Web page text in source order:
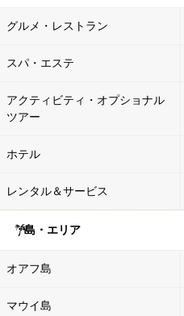
グルメ・レストラン
スパ・エステ
アクティビティ・オプショナル
ツアー
ホテル
レンタル＆サービス
島・エリア
オアフ島
マウイ島